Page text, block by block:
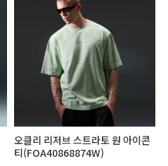
오클리 리저브 스트라토 원 아이콘
티(FOA40868874W)